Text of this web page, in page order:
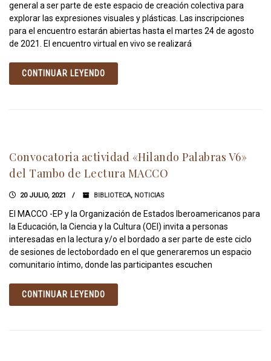
general a ser parte de este espacio de creación colectiva para
explorar las expresiones visuales y plásticas. Las inscripciones
para el encuentro estarán abiertas hasta el martes 24 de agosto
de 2021. El encuentro virtual en vivo se realizará
CONTINUAR LEYENDO
Convocatoria actividad «Hilando Palabras V6»
del Tambo de Lectura MACCO
20 JULIO, 2021 BIBLIOTECA, NOTICIAS
El MACCO -EP y la Organización de Estados Iberoamericanos para
la Educación, la Ciencia y la Cultura (OEI) invita a personas
interesadas en la lectura y/o el bordado a ser parte de este ciclo
de sesiones de lectobordado en el que generaremos un espacio
comunitario íntimo, donde las participantes escuchen
CONTINUAR LEYENDO